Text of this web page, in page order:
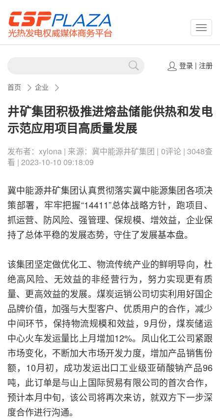
登录| 注册
首页 企业
井矿集团积极推进熔盐储能供热和发电
示范应用项目高质量发展
发布者：xylona | 来源：冀中能源井矿集团 | 0评论 | 3048查
看 | 2023-10-10 09:18:09
冀中能源井矿集团认真贯彻落实冀中能源集团各项决
策部署，牢牢把握“14411”总体战略方针，跑项目、
抓运营、防风险、强管理、保规模、增效益，企业保
持了总体平稳的发展态势，守住了发展基本盘。
该集团坚定做优化工、物流传统产业的鲜明导向，杜
绝高风险、无效益的非经营行为，努力实现更有质
量、更高效益的发展。煤炭运销公司切实利用好国企
品牌价值，加强与大型客户、优质用户的合作，减少
中间环节，保持物流规模和效益，9月份，煤炭储运
中心火车发运量比上月增加12%。凤山化工公司紧跟
市场变化，不断加大市场开发力度，增加产品销售份
额，10月初，成功发运出口工业级亚硝酸钠产品96
吨，此订单是与山上国际贸易有限公司的首次合作，
预计本月中旬，该公司将再次来访，就双方下一步深
度合作进行沟通。